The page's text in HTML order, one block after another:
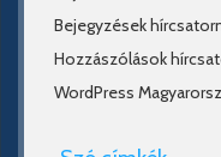
Bejegyzések
Hozzászólások
WordPress